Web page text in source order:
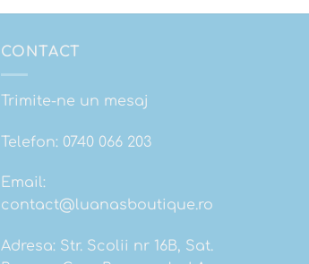
CONTACT
Trimite-ne un mesaj
Telefon: 0740 066 203
Email:
contact@luanasboutique.ro
Adresa: Str. Scolii nr 16B, Sat.